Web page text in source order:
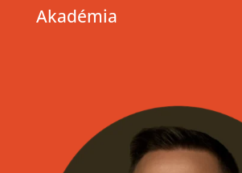
Akadémia